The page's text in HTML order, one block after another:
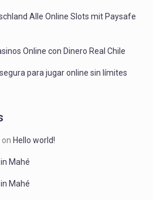
Alle Online Slots mit Paysafe
Online con Dinero Real Chile
para jugar online sin límites
on Hello world!
Mahé
Mahé